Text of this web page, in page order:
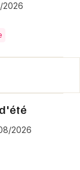
2026
2026